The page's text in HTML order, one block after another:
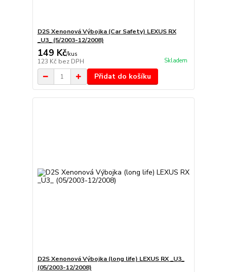
D2S Xenonová Výbojka (Car Safety) LEXUS RX
_U3_ (5/2003-12/2008)
149 Kč/kus
123 Kč bez DPH Skladem
Přidat do košíku
D2S Xenonová Výbojka (long life) LEXUS RX _U3_
(05/2003-12/2008)